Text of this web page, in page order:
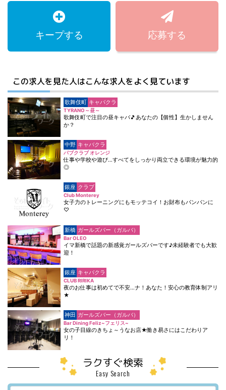
キープする 応募する
この求人を見た人はこんな求人をよく見ています
歌舞伎町 キャバクラ
TYRANO～昼～
歌舞伎町で注目の昼キャバ🎵あなたの【個性】生かしません
か？
中野 キャバクラ
パブクラブ オレンジ
仕事や学校や遊び…すべてをしっかり両立できる環境が魅力的
◎
銀座 クラブ
Club Monterey
女子力のトレーニングにもモッテコイ！お財布もパンパンに
♡
新橋 ガールズバー（ガルバ）
Bar OLEO
イマ新橋で話題の新感覚ガールズバーです♪未経験者でも大歓
迎！
銀座 キャバクラ
CLUB RIRIKA
夜のお仕事は初めてで不安…ナ！あなた！安心の教育体制アリ
★
神田 ガールズバー（ガルバ）
Bar Dining Feliz~フェリス~
女の子目線のきちょ～うなお店★働き易さにはこだわりア
リ！
ラクすぐ検索
Easy Search